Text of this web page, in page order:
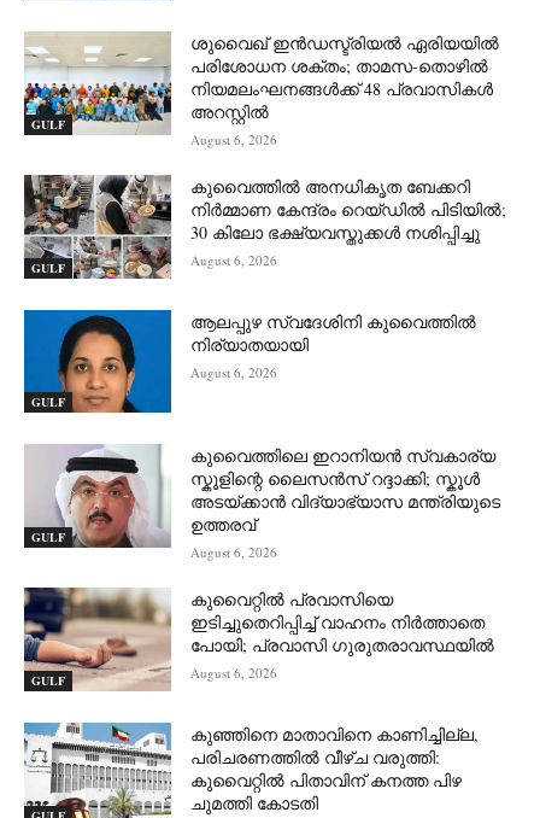
GULF
ശുവൈഖ് ഇൻഡസ്ട്രിയൽ ഏരിയയിൽ
പരിശോധന ശക്തം; താമസ-തൊഴിൽ
നിയമലംഘനങ്ങൾക്ക് 48 പ്രവാസികൾ
അറസ്റ്റിൽ
August 6, 2026
GULF
കുവൈത്തിൽ അനധികൃത ബേക്കറി
നിർമ്മാണ കേന്ദ്രം റെയ്ഡിൽ പിടിയിൽ;
30 കിലോ ഭക്ഷ്യവസ്തുക്കൾ നശിപ്പിച്ചു
August 6, 2026
GULF
ആലപ്പുഴ സ്വദേശിനി കുവൈത്തിൽ
നിര്യാതയായി
August 6, 2026
GULF
കുവൈത്തിലെ ഇറാനിയൻ സ്വകാര്യ
സ്കൂളിന്റെ ലൈസൻസ് റദ്ദാക്കി; സ്കൂൾ
അടയ്ക്കാൻ വിദ്യാഭ്യാസ മന്ത്രിയുടെ
ഉത്തരവ്
August 6, 2026
GULF
കുവൈറ്റിൽ പ്രവാസിയെ
ഇടിച്ചുതെറിപ്പിച്ച് വാഹനം നിർത്താതെ
പോയി; പ്രവാസി ഗുരുതരാവസ്ഥയിൽ
August 6, 2026
കുഞ്ഞിനെ മാതാവിനെ കാണിച്ചില്ല,
പരിചരണത്തിൽ വീഴ്ച വരുത്തി:
കുവൈറ്റിൽ പിതാവിന് കനത്ത പിഴ
ചുമത്തി കോടതി